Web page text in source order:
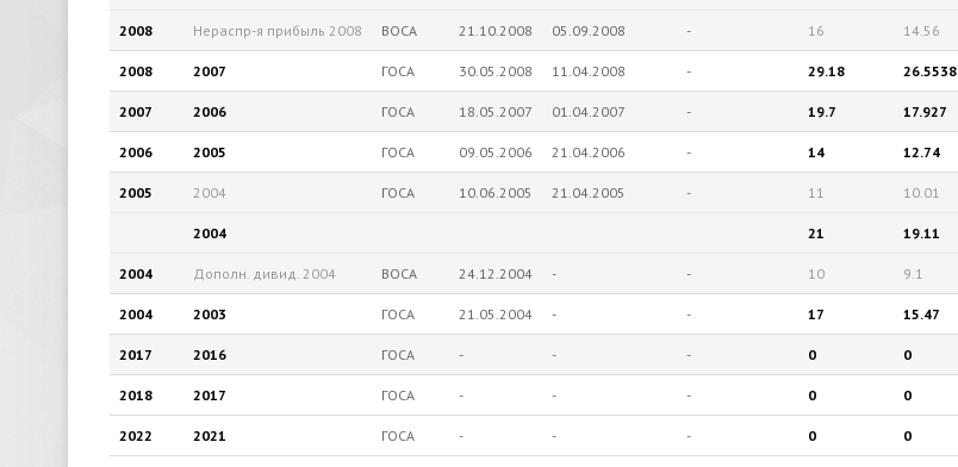
2008 Нераспр-я прибыль 2008 ВОСА 21.10.2008 05.09.2008 - 16 14.56
2008 2007 ГОСА 30.05.2008 11.04.2008 - 29.18 26.5538
2007 2006 ГОСА 18.05.2007 01.04.2007 - 19.7 17.927
2006 2005 ГОСА 09.05.2006 21.04.2006 - 14 12.74
2005 2004 ГОСА 10.06.2005 21.04.2005 - 11 10.01
2004 21 19.11
2004 Дополн. дивид. 2004 ВОСА 24.12.2004 - - 10 9.1
2004 2003 ГОСА 21.05.2004 - - 17 15.47
2017 2016 ГОСА - - - 0 0
2018 2017 ГОСА - - - 0 0
2022 2021 ГОСА - - - 0 0